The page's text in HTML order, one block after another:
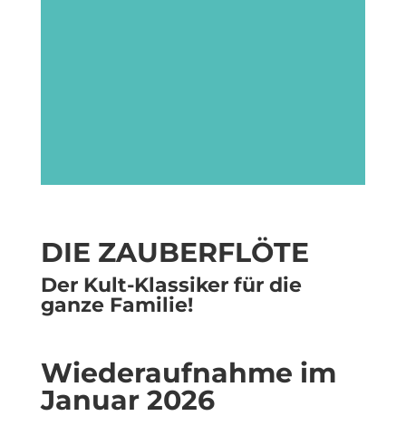
DIE ZAUBERFLÖTE
Der Kult-Klassiker für die
ganze Familie!
Wiederaufnahme im
Januar 2026